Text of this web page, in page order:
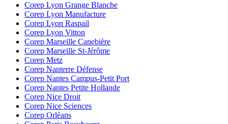
Corep Lyon Grange Blanche
Corep Lyon Manufacture
Corep Lyon Raspail
Corep Lyon Vitton
Corep Marseille Canebière
Corep Marseille St-Jérôme
Corep Metz
Corep Nanterre Défense
Corep Nantes Campus-Petit Port
Corep Nantes Petite Hollande
Corep Nice Droit
Corep Nice Sciences
Corep Orléans